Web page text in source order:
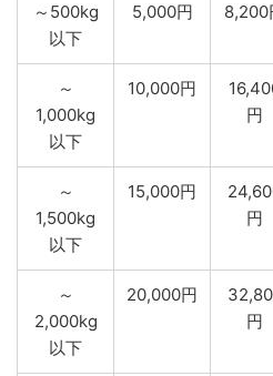
～500kg
以下
5,000円 8,200
～
1,000kg
以下
10,000円
円
～
1,500kg
以下
15,000円
円
～
2,000kg
以下
20,000円
円